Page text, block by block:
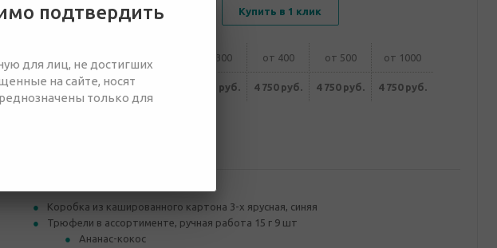
В корзину Купить в 1 клик
от 300 от 400 от 500 от 1000
5 240 руб. 5 080 руб. 4 920 руб. 4 750 руб. 4 750 руб. 4 750 руб. 4 750 руб.
Коробка из кашированного картона 3-х ярусная, синяя
Трюфели в ассортименте, ручная работа 15 г 9 шт
Ананас-кокос
подтвердить
для лиц, не достигших
на сайте, носят
только для